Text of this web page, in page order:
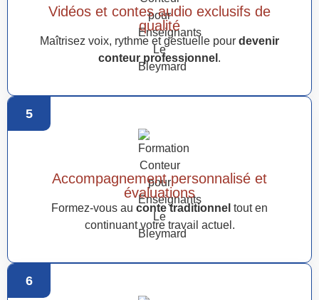
Vidéos et contes audio exclusifs de
qualité
Maîtrisez voix, rythme et gestuelle pour devenir
conteur professionnel .
5
Accompagnement personnalisé et
évaluations
Formez-vous au conte traditionnel tout en
continuant votre travail actuel.
6